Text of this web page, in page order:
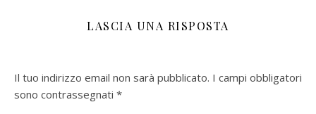
LASCIA UNA RISPOSTA
Il tuo indirizzo email non sarà pubblicato. I campi obbligatori
sono contrassegnati *